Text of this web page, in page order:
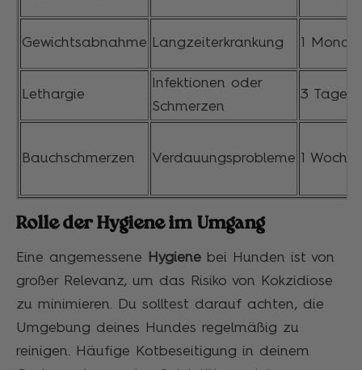
Gewichtsabnahme Langzeiterkrankung 1 Monat
Lethargie
Infektionen oder
Schmerzen
3 Tage
Bauchschmerzen Verdauungsprobleme 1 Woche
Rolle der Hygiene im Umgang
Eine angemessene Hygiene bei Hunden ist von
großer Relevanz, um das Risiko von Kokzidiose
zu minimieren. Du solltest darauf achten, die
Umgebung deines Hundes regelmäßig zu
reinigen. Häufige Kotbeseitigung in deinem